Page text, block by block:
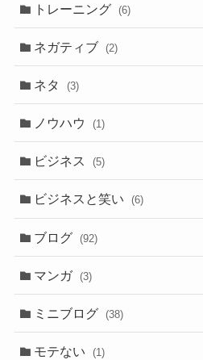
トレーニング (6)
ネガティブ (2)
ネタ (3)
ノウハウ (1)
ビジネス (5)
ビジネスと笑い (6)
ブログ (92)
マンガ (3)
ミニブログ (38)
モテない (1)